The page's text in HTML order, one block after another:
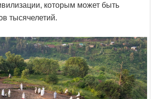
которым может быть
тысячелетий.